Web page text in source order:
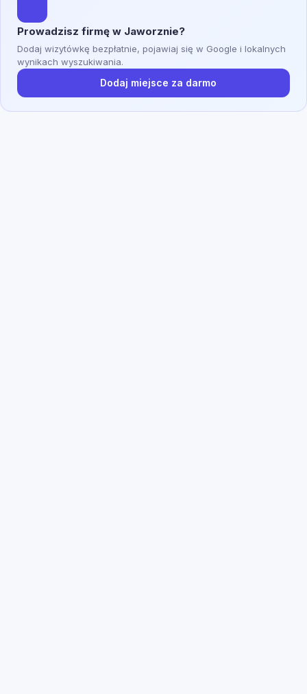
Prowadzisz firmę w Jaworznie?
Dodaj wizytówkę bezpłatnie, pojawiaj się w Google i lokalnych
wynikach wyszukiwania.
Dodaj miejsce za darmo